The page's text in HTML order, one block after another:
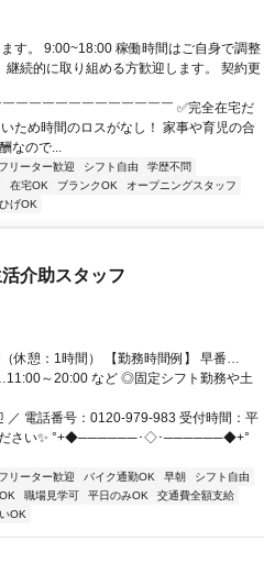
す。 9:00~18:00 稼働時間はご自身で調整
続的に取り組める方歓迎します。 契約更
￣￣￣￣￣￣￣￣￣￣￣￣ ✅完全在宅だ
ため時間のロスがなし！ 家事や育児の合
なので...
フリーター歓迎 シフト自由
学歴不問
在宅OK ブランクOK
オープニングスタッフ
ひげOK
介助スタッフ
休憩：1時間） 【勤務時間例】 早番…
～20:00 など ◎固定シフト勤務や土
／ 電話番号：0120-979-983 受付時間：平
ださい✨ °+◆──────･◇･──────◆+°
フリーター歓迎 バイク通勤OK 早朝
シフト自由
職場見学可 平日のみOK
交通費全額支給
OK